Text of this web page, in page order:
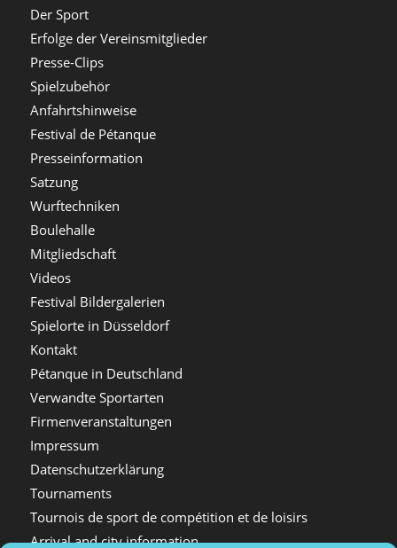
Der Sport
Erfolge der Vereinsmitglieder
Presse-Clips
Spielzubehör
Anfahrtshinweise
Festival de Pétanque
Presseinformation
Satzung
Wurftechniken
Boulehalle
Mitgliedschaft
Videos
Festival Bildergalerien
Spielorte in Düsseldorf
Kontakt
Pétanque in Deutschland
Verwandte Sportarten
Firmenveranstaltungen
Impressum
Datenschutzerklärung
Tournaments
Tournois de sport de compétition et de loisirs
Arrival and city information